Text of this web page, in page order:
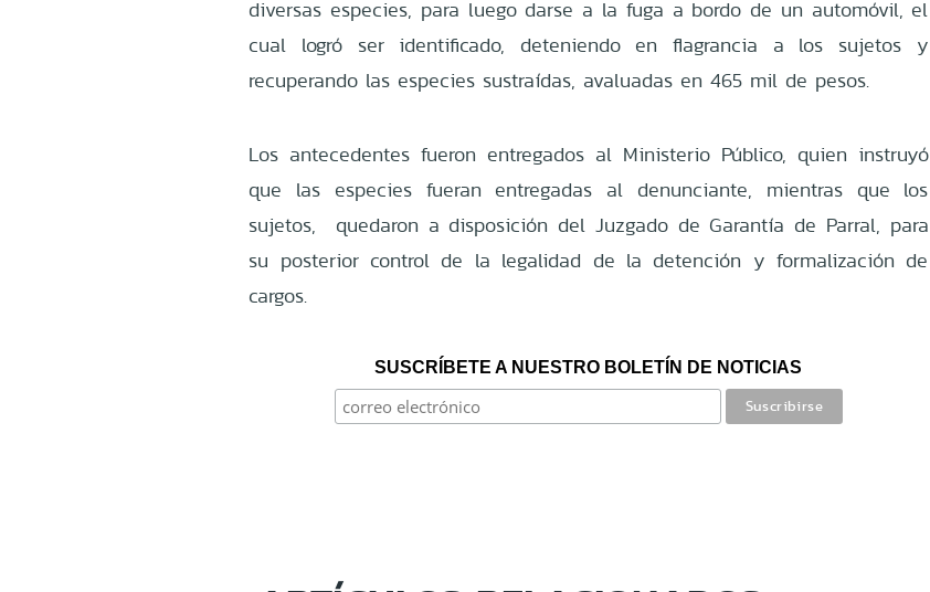
diversas especies, para luego darse a la fuga a bordo de un automóvil, el
cual logró ser identificado, deteniendo en flagrancia a los sujetos y
recuperando las especies sustraídas, avaluadas en 465 mil de pesos.
Los antecedentes fueron entregados al Ministerio Público, quien instruyó
que las especies fueran entregadas al denunciante, mientras que los
sujetos, quedaron a disposición del Juzgado de Garantía de Parral, para
su posterior control de la legalidad de la detención y formalización de
cargos.
SUSCRÍBETE A NUESTRO BOLETÍN DE NOTICIAS